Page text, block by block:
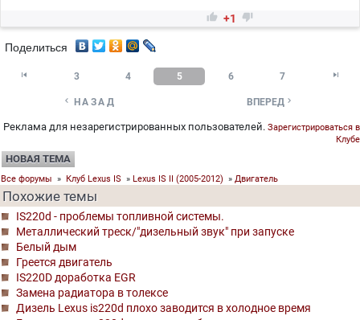
 +1 
Поделиться
 3 4 5 6 7 
 НАЗАД ВПЕРЕД 
Реклама для незарегистрированных пользователей. Зарегистрироваться в
Клубе
НОВАЯ ТЕМА
Все форумы » Клуб Lexus IS » Lexus IS II (2005-2012) » Двигатель
Похожие темы
IS220d - проблемы топливной системы.
Металлический треск/"дизельный звук" при запуске
Белый дым
Греется двигатель
IS220D доработка EGR
Замена радиатора в толексе
Дизель Lexus is220d плохо заводится в холодное время